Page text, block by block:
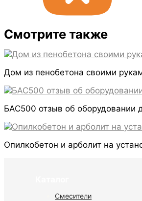
Смотрите также
Дом из пенобетона своими
БАС500 отзыв об оборудовании
Опилкобетон и арболит на
Смесители